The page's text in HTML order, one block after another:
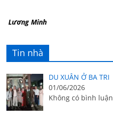
Lương Minh
Tin nhà
DU XUÂN Ở BA TRI
01/06/2026
Không có bình luận